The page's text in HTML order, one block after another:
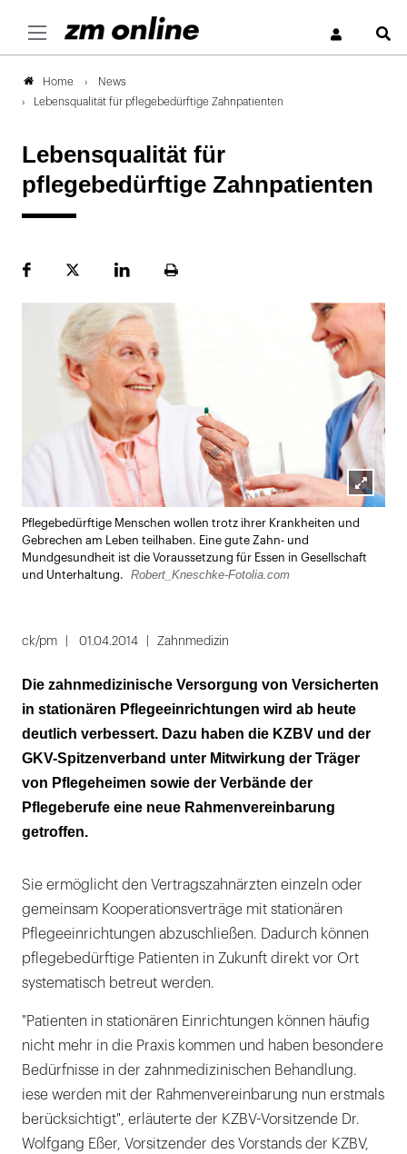
Home
News
Lebensqualität für pflegebedürftige Zahnpatienten
Lebensqualität für
pflegebedürftige Zahnpatienten
FacebookPlattformLinekdInSeite
Lightbox
öffnen
Pflegebedürftige Menschen wollen trotz ihrer Krankheiten und
Gebrechen am Leben teilhaben. Eine gute Zahn- und
Mundgesundheit ist die Voraussetzung für Essen in Gesellschaft
und Unterhaltung.
Robert_Kneschke-Fotolia.com
ck/pm 01.04.2014 Zahnmedizin
Die zahnmedizinische Versorgung von Versicherten
in stationären Pflegeeinrichtungen wird ab heute
deutlich verbessert. Dazu haben die KZBV und der
GKV-Spitzenverband unter Mitwirkung der Träger
von Pflegeheimen sowie der Verbände der
Pflegeberufe eine neue Rahmenvereinbarung
getroffen.
Sie ermöglicht den Vertragszahnärzten einzeln oder
gemeinsam Kooperationsverträge mit stationären
Pflegeeinrichtungen abzuschließen. Dadurch können
pflegebedürftige Patienten in Zukunft direkt vor Ort
systematisch betreut werden.
"Patienten in stationären Einrichtungen können häufig
nicht mehr in die Praxis kommen und haben besondere
Bedürfnisse in der zahnmedizinischen Behandlung.
iese werden mit der Rahmenvereinbarung nun erstmals
berücksichtigt", erläuterte der KZBV-Vorsitzende Dr.
Wolfgang Eßer, Vorsitzender des Vorstands der KZBV,